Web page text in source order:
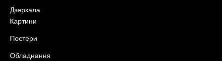
Дзеркала
Картини
Постери
Обладнання